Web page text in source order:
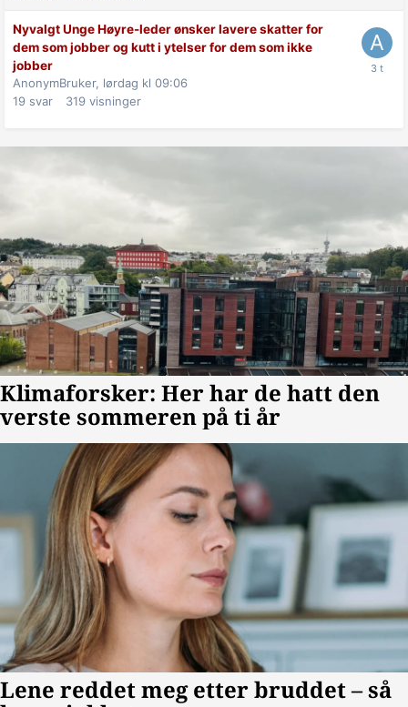
Nyvalgt Unge Høyre-leder ønsker lavere skatter for
dem som jobber og kutt i ytelser for dem som ikke
jobber
AnonymBruker, lørdag kl 09:06
19 svar 319 visninger